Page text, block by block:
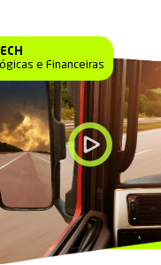
e Financeiras